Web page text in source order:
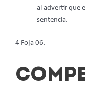
al advertir que
sentencia.
4 Foja 06.